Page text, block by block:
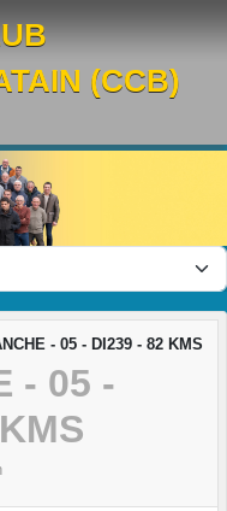
(CCB)
- 05 - DI239 - 82 KMS
- 05 -